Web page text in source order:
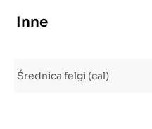
Inne
Średnica felgi (cal)